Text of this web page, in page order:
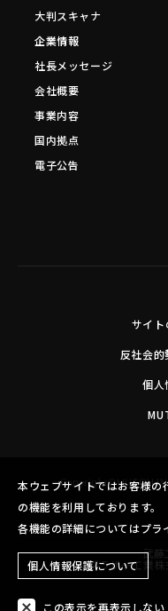
大判スキャナ
企業情報
社長メッセージ
会社概要
事業内容
国内拠点
電子公告
サイト
反社会
個人
Copyright©MUTOH
本ウェブサイトではお客様の
の機能を利用しております。
各機能の詳細についてはプラ
個人情報保護について
この表示を再表示しない
武藤
ブラザー工業株